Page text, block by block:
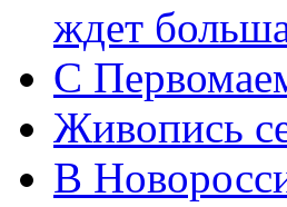
ждет
C
Живопись
В